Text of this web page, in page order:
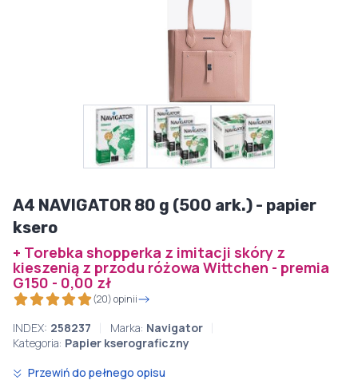
A4 NAVIGATOR 80 g (500 ark.) - papier
ksero
+ Torebka shopperka z imitacji skóry z
kieszenią z przodu różowa Wittchen - premia
G150 - 0,00 zł
(20) opinii
INDEX: 258237 Marka: Navigator
Kategoria: Papier kserograficzny
Przewiń do pełnego opisu